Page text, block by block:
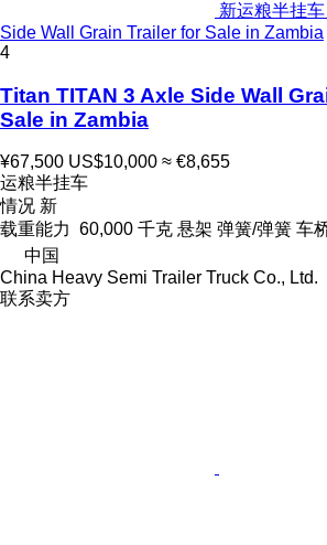
新运粮半挂
Side Wall Grain Trailer for Sale in Zambia
4
Titan TITAN 3 Axle Side Wall
Sale in Zambia
¥67,500 US$10,000 ≈ €8,655
运粮半挂车
情况 新
载重能力 60,000 千克 悬架 弹簧/弹簧 车
中国
China Heavy Semi Trailer Truck Co., Ltd.
联系卖方